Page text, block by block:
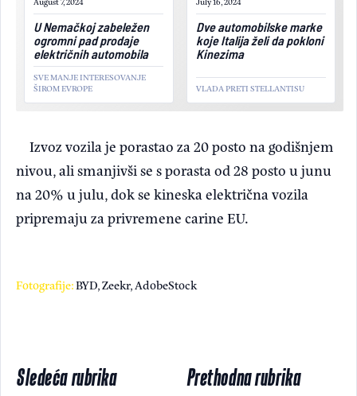
U Nemačkoj zabeležen
ogromni pad prodaje
električnih automobila
SVE MANJE INTERESOVANJE
ŠIROM EVROPE
Dve automobilske marke
koje Italija želi da pokloni
Kinezima
VLADA PRETI STELLANTISU
Izvoz vozila je porastao za 20 posto na godišnjem
nivou, ali smanjivši se s porasta od 28 posto u junu
na 20% u julu, dok se kineska električna vozila
pripremaju za privremene carine EU.
Fotografije:BYD, Zeekr, AdobeStock
Sledeća rubrika Prethodna rubrika